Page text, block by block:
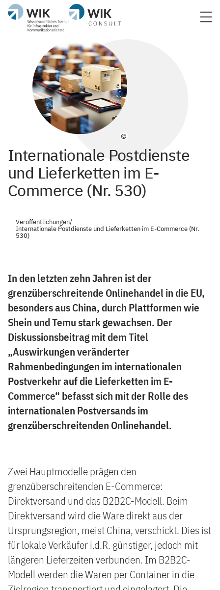
©
Internationale Postdienste
und Lieferketten im E-
Commerce (Nr. 530)
Veröffentlichungen/
Internationale Postdienste und Lieferketten im E-Commerce (Nr.
530)
In den letzten zehn Jahren ist der
grenzüberschreitende Onlinehandel in die EU,
besonders aus China, durch Plattformen wie
Shein und Temu stark gewachsen. Der
Diskussionsbeitrag mit dem Titel
„Auswirkungen veränderter
Rahmenbedingungen im internationalen
Postverkehr auf die Lieferketten im E-
Commerce“ befasst sich mit der Rolle des
internationalen Postversands im
grenzüberschreitenden Onlinehandel.
Zwei Hauptmodelle prägen den
grenzüberschreitenden E-Commerce:
Direktversand und das B2B2C-Modell. Beim
Direktversand wird die Ware direkt aus der
Ursprungsregion, meist China, verschickt. Dies ist
für lokale Verkäufer i.d.R. günstiger, jedoch mit
längeren Lieferzeiten verbunden. Im B2B2C-
Modell werden die Waren per Container in die